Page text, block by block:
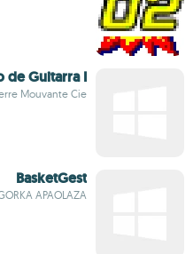
de Guitarra I
Mouvante Cie
BasketGest
APAOLAZA